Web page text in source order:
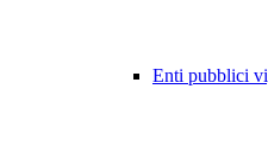
Enti pubblici